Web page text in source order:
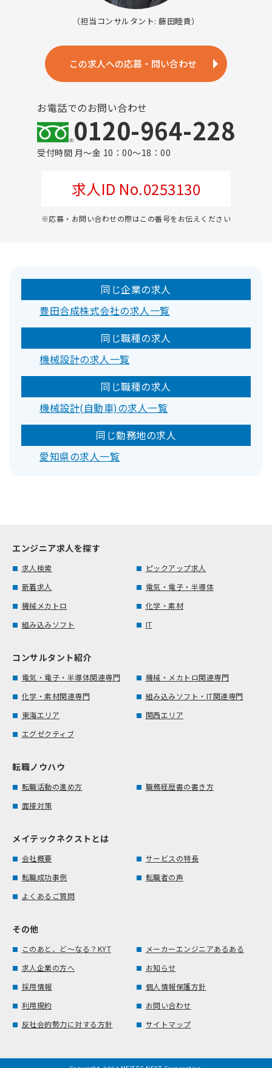
（担当コンサルタント: 藤田睦貴）
この求人への応募・問い合わせ
お電話でのお問い合わせ
0120-964-228
受付時間 月～金 10：00～18：00
求人ID No.0253130
※応募・お問い合わせの際はこの番号をお伝えください
同じ企業の求人
豊田合成株式会社の求人一覧
同じ職種の求人
機械設計の求人一覧
同じ職種の求人
機械設計(自動車)の求人一覧
同じ勤務地の求人
愛知県の求人一覧
エンジニア求人を探す
求人検索
ピックアップ求人
新着求人
電気・電子・半導体
機械メカトロ
化学・素材
組み込みソフト
IT
コンサルタント紹介
電気・電子・半導体関連専門
機械・メカトロ関連専門
化学・素材関連専門
組み込みソフト・IT関連専門
東海エリア
関西エリア
エグゼクティブ
転職ノウハウ
転職活動の進め方
職務経歴書の書き方
面接対策
メイテックネクストとは
会社概要
サービスの特長
転職成功事例
転職者の声
よくあるご質問
その他
このあと、ど～なる？KYT
メーカーエンジニアあるある
求人企業の方へ
お知らせ
採用情報
個人情報保護方針
利用規約
お問い合わせ
反社会的勢力に対する方針
サイトマップ